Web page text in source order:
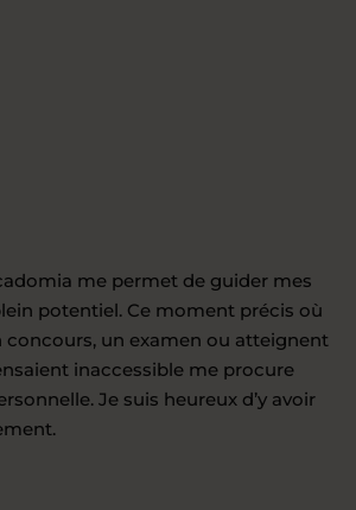
me permet de guider mes
potentiel. Ce moment précis où
concours, un examen ou atteignent
inaccessible me procure
Je suis heureux d’y avoir